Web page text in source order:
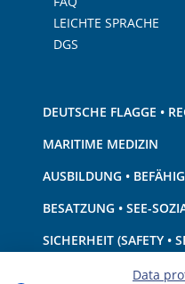
LEICHTE SPRACHE
DGS
DEUTSCHE FLAGGE •
MARITIME MEDIZIN
AUSBILDUNG •
BESATZUNG • SEE-
SICHERHEIT (SAFETY •
SCHIFF • AUSRÜSTUNG
Data